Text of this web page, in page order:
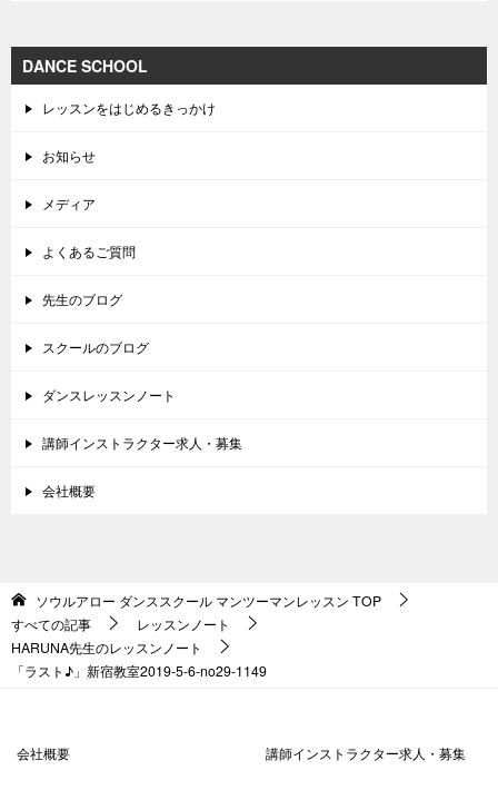
DANCE SCHOOL
レッスンをはじめるきっかけ
お知らせ
メディア
よくあるご質問
先生のブログ
スクールのブログ
ダンスレッスンノート
講師インストラクター求人・募集
会社概要
ソウルアロー ダンススクール マンツーマンレッスン TOP
すべての記事
レッスンノート
HARUNA先生のレッスンノート
「ラスト♪」新宿教室2019-5-6-no29-1149
会社概要 講師インストラクター求人・募集